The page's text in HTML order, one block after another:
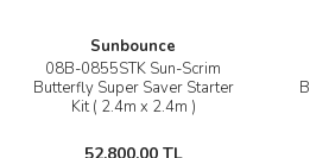
Sunbounce
08B-0855STK Sun-Scrim
Butterfly Super Saver Starter
Kit ( 2.4m x 2.4m )
52.800,00 TL